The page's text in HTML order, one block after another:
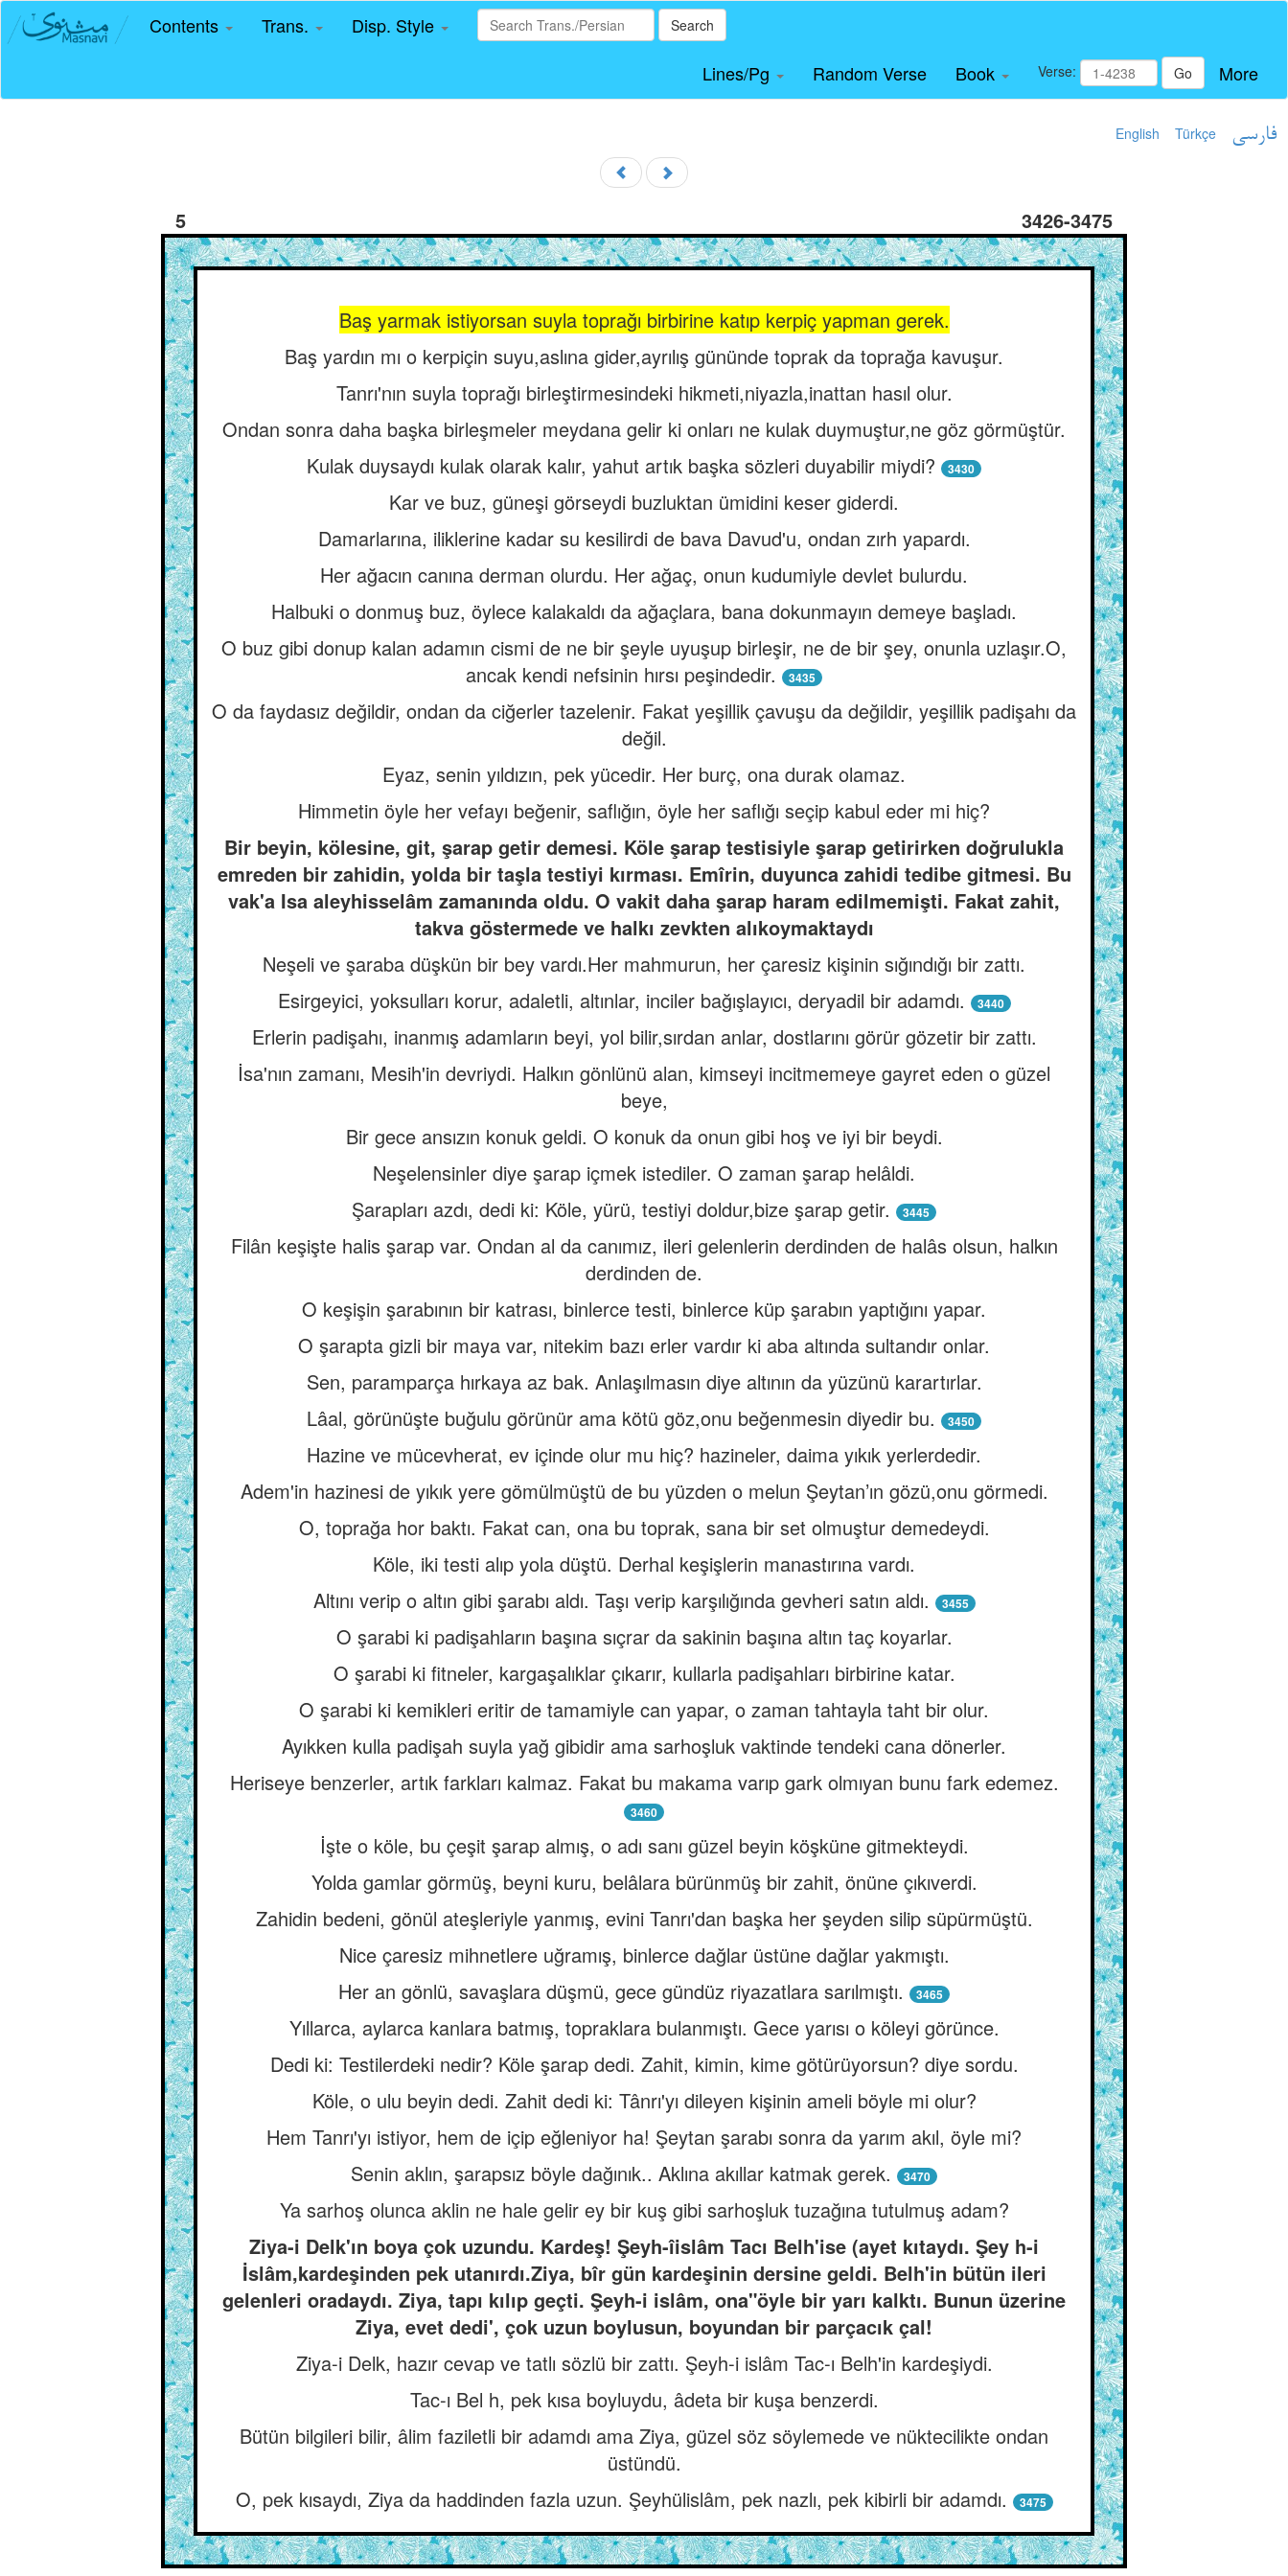
Contents Trans. Disp. Style Search
Lines/Pg Random Verse Book Verse: Go More
English Türkçe فارسی
5 3426-3475
Baş yarmak istiyorsan suyla toprağı birbirine katıp kerpiç yapman gerek.
Baş yardın mı o kerpiçin suyu,aslına gider,ayrılış gününde toprak da toprağa kavuşur.
Tanrı'nın suyla toprağı birleştirmesindeki hikmeti,niyazla,inattan hasıl olur.
Ondan sonra daha başka birleşmeler meydana gelir ki onları ne kulak duymuştur,ne göz görmüştür.
Kulak duysaydı kulak olarak kalır, yahut artık başka sözleri duyabilir miydi?
3430
Kar ve buz, güneşi görseydi buzluktan ümidini keser giderdi.
Damarlarına, iliklerine kadar su kesilirdi de bava Davud'u, ondan zırh yapardı.
Her ağacın canına derman olurdu. Her ağaç, onun kudumiyle devlet bulurdu.
Halbuki o donmuş buz, öylece kalakaldı da ağaçlara, bana dokunmayın demeye başladı.
O buz gibi donup kalan adamın cismi de ne bir şeyle uyuşup birleşir, ne de bir şey, onunla uzlaşır.O,
ancak kendi nefsinin hırsı peşindedir.
3435
O da faydasız değildir, ondan da ciğerler tazelenir. Fakat yeşillik çavuşu da değildir, yeşillik padişahı da
değil.
Eyaz, senin yıldızın, pek yücedir. Her burç, ona durak olamaz.
Himmetin öyle her vefayı beğenir, saflığın, öyle her saflığı seçip kabul eder mi hiç?
Bir beyin, kölesine, git, şarap getir demesi. Köle şarap testisiyle şarap getirirken doğrulukla
emreden bir zahidin, yolda bir taşla testiyi kırması. Emîrin, duyunca zahidi tedibe gitmesi. Bu
vak'a Isa aleyhisselâm zamanında oldu. O vakit daha şarap haram edilmemişti. Fakat zahit,
takva göstermede ve halkı zevkten alıkoymaktaydı
Neşeli ve şaraba düşkün bir bey vardı.Her mahmurun, her çaresiz kişinin sığındığı bir zattı.
Esirgeyici, yoksulları korur, adaletli, altınlar, inciler bağışlayıcı, deryadil bir adamdı.
3440
Erlerin padişahı, inanmış adamların beyi, yol bilir,sırdan anlar, dostlarını görür gözetir bir zattı.
İsa'nın zamanı, Mesih'in devriydi. Halkın gönlünü alan, kimseyi incitmemeye gayret eden o güzel
beye,
Bir gece ansızın konuk geldi. O konuk da onun gibi hoş ve iyi bir beydi.
Neşelensinler diye şarap içmek istediler. O zaman şarap helâldi.
Şarapları azdı, dedi ki: Köle, yürü, testiyi doldur,bize şarap getir.
3445
Filân keşişte halis şarap var. Ondan al da canımız, ileri gelenlerin derdinden de halâs olsun, halkın
derdinden de.
O keşişin şarabının bir katrası, binlerce testi, binlerce küp şarabın yaptığını yapar.
O şarapta gizli bir maya var, nitekim bazı erler vardır ki aba altında sultandır onlar.
Sen, paramparça hırkaya az bak. Anlaşılmasın diye altının da yüzünü karartırlar.
Lâal, görünüşte buğulu görünür ama kötü göz,onu beğenmesin diyedir bu.
3450
Hazine ve mücevherat, ev içinde olur mu hiç? hazineler, daima yıkık yerlerdedir.
Adem'in hazinesi de yıkık yere gömülmüştü de bu yüzden o melun Şeytan’ın gözü,onu görmedi.
O, toprağa hor baktı. Fakat can, ona bu toprak, sana bir set olmuştur demedeydi.
Köle, iki testi alıp yola düştü. Derhal keşişlerin manastırına vardı.
Altını verip o altın gibi şarabı aldı. Taşı verip karşılığında gevheri satın aldı.
3455
O şarabi ki padişahların başına sıçrar da sakinin başına altın taç koyarlar.
O şarabi ki fitneler, kargaşalıklar çıkarır, kullarla padişahları birbirine katar.
O şarabi ki kemikleri eritir de tamamiyle can yapar, o zaman tahtayla taht bir olur.
Ayıkken kulla padişah suyla yağ gibidir ama sarhoşluk vaktinde tendeki cana dönerler.
Heriseye benzerler, artık farkları kalmaz. Fakat bu makama varıp gark olmıyan bunu fark edemez.
3460
İşte o köle, bu çeşit şarap almış, o adı sanı güzel beyin köşküne gitmekteydi.
Yolda gamlar görmüş, beyni kuru, belâlara bürünmüş bir zahit, önüne çıkıverdi.
Zahidin bedeni, gönül ateşleriyle yanmış, evini Tanrı'dan başka her şeyden silip süpürmüştü.
Nice çaresiz mihnetlere uğramış, binlerce dağlar üstüne dağlar yakmıştı.
Her an gönlü, savaşlara düşmü, gece gündüz riyazatlara sarılmıştı.
3465
Yıllarca, aylarca kanlara batmış, topraklara bulanmıştı. Gece yarısı o köleyi görünce.
Dedi ki: Testilerdeki nedir? Köle şarap dedi. Zahit, kimin, kime götürüyorsun? diye sordu.
Köle, o ulu beyin dedi. Zahit dedi ki: Tânrı'yı dileyen kişinin ameli böyle mi olur?
Hem Tanrı'yı istiyor, hem de içip eğleniyor ha! Şeytan şarabı sonra da yarım akıl, öyle mi?
Senin aklın, şarapsız böyle dağınık.. Aklına akıllar katmak gerek.
3470
Ya sarhoş olunca aklin ne hale gelir ey bir kuş gibi sarhoşluk tuzağına tutulmuş adam?
Ziya-i Delk'ın boya çok uzundu. Kardeş! Şeyh-îislâm Tacı Belh'ise (ayet kıtaydı. Şey h-i
İslâm,kardeşinden pek utanırdı.Ziya, bîr gün kardeşinin dersine geldi. Belh'in bütün ileri
gelenleri oradaydı. Ziya, tapı kılıp geçti. Şeyh-i islâm, ona"öyle bir yarı kalktı. Bunun üzerine
Ziya, evet dedi', çok uzun boylusun, boyundan bir parçacık çal!
Ziya-i Delk, hazır cevap ve tatlı sözlü bir zattı. Şeyh-i islâm Tac-ı Belh'in kardeşiydi.
Tac-ı Bel h, pek kısa boyluydu, âdeta bir kuşa benzerdi.
Bütün bilgileri bilir, âlim faziletli bir adamdı ama Ziya, güzel söz söylemede ve nüktecilikte ondan
üstündü.
O, pek kısaydı, Ziya da haddinden fazla uzun. Şeyhülislâm, pek nazlı, pek kibirli bir adamdı.
3475